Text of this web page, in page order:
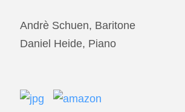
Andrè Schuen, Baritone
Daniel Heide, Piano